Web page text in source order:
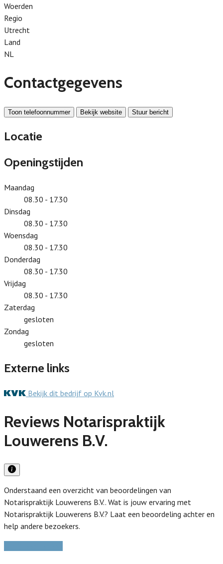
Woerden
Regio
Utrecht
Land
NL
Contactgegevens
Toon telefoonnummer Bekijk website Stuur bericht
Locatie
Openingstijden
Maandag
08.30 - 17.30
Dinsdag
08.30 - 17.30
Woensdag
08.30 - 17.30
Donderdag
08.30 - 17.30
Vrijdag
08.30 - 17.30
Zaterdag
gesloten
Zondag
gesloten
Externe links
Bekijk dit bedrijf op Kvk.nl
Reviews Notarispraktijk
Louwerens B.V.
Onderstaand een overzicht van beoordelingen van
Notarispraktijk Louwerens B.V.. Wat is jouw ervaring met
Notarispraktijk Louwerens B.V.? Laat een beoordeling achter en
help andere bezoekers.